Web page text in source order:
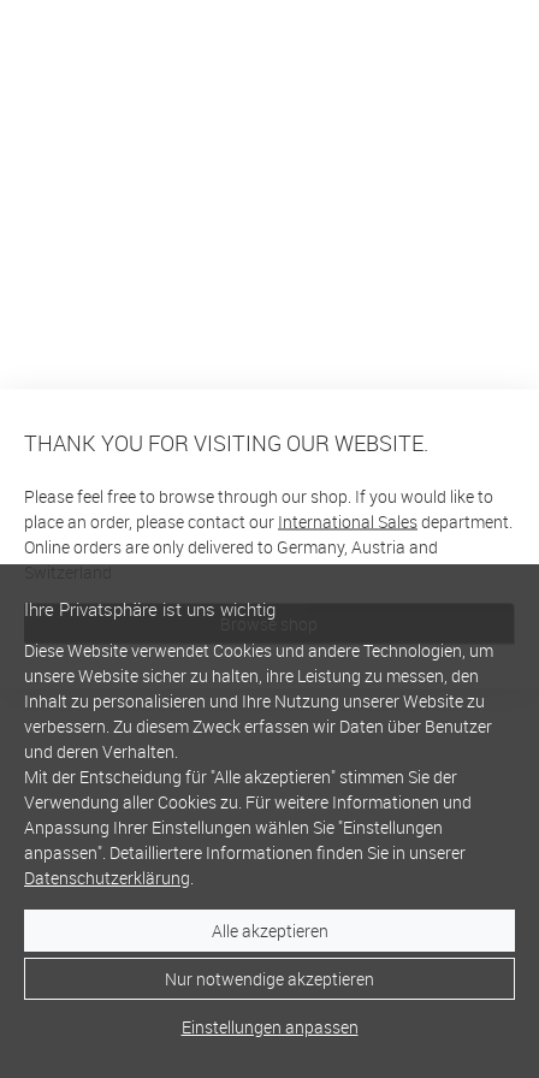
THANK YOU FOR VISITING OUR WEBSITE.
Please feel free to browse through our shop. If you would like to
place an order, please contact our International Salesdepartment.
Online orders are only delivered to Germany, Austria and
Switzerland
Browse shop
Ihre Privatsphäre ist uns wichtig
Diese Website verwendet Cookies und andere Technologien, um
unsere Website sicher zu halten, ihre Leistung zu messen, den
Inhalt zu personalisieren und Ihre Nutzung unserer Website zu
verbessern. Zu diesem Zweck erfassen wir Daten über Benutzer
und deren Verhalten.
Mit der Entscheidung für "Alle akzeptieren" stimmen Sie der
Verwendung aller Cookies zu. Für weitere Informationen und
Anpassung Ihrer Einstellungen wählen Sie "Einstellungen
anpassen". Detailliertere Informationen finden Sie in unserer
Datenschutzerklärung.
Alle akzeptieren
Nur notwendige akzeptieren
Einstellungen anpassen